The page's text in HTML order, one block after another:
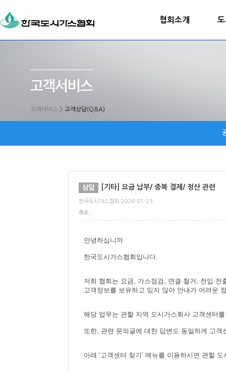
협회소개
고객서비스 > 고객상담(Q&A)
[기타] 요금 납부/ 중복 결제/ 정산 관련
한국도시가스협회 2026-01-23
주소 :
안녕하십니까
한국도시가스협회입니다.
저희 협회는 요금, 가스점검, 연결·철거, 전입·
고객정보를 보유하고 있지 않아 안내가 어려운
해당 업무는 관할 지역 도시가스회사 고객센터
또한, 관련 문의글에 대한 답변도 동일하게 고
아래 ‘고객센터 찾기’ 메뉴를 이용하시면 관할